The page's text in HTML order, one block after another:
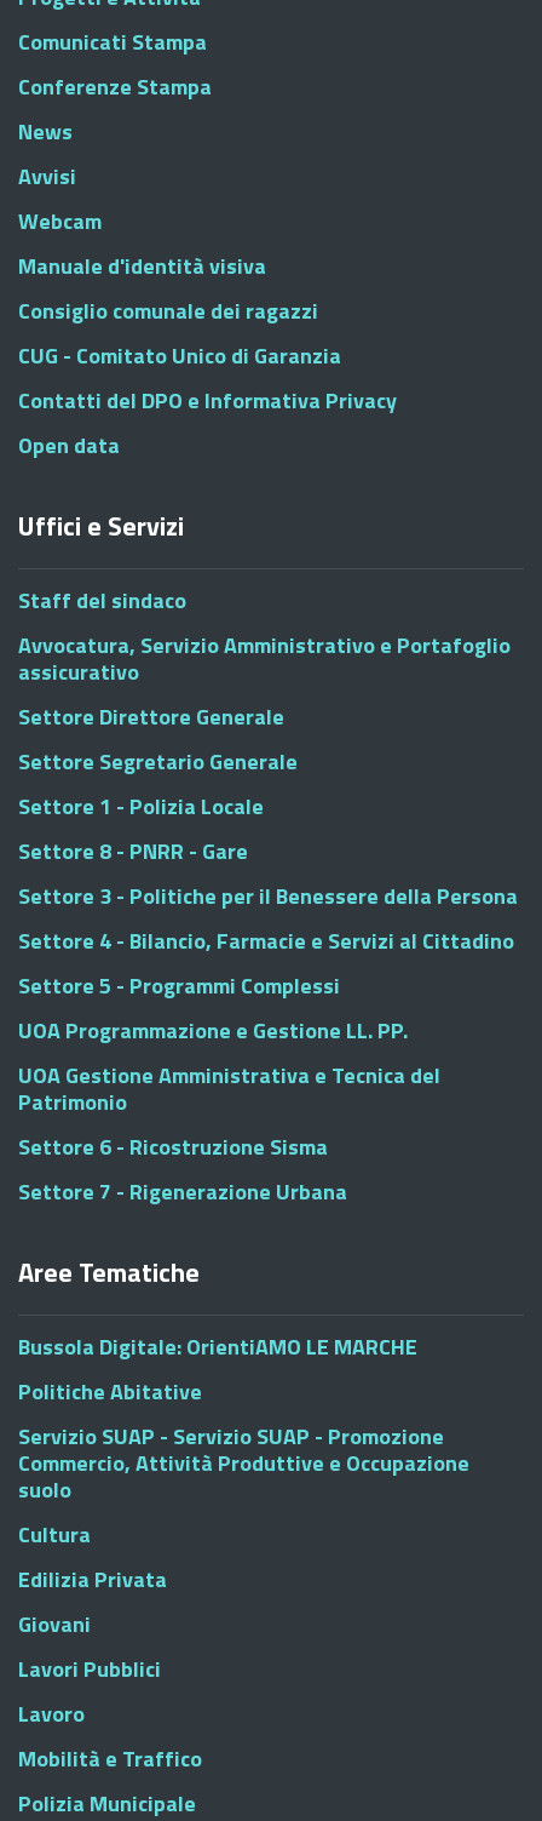
Comunicati Stampa
Conferenze Stampa
News
Avvisi
Webcam
Manuale d'identità visiva
Consiglio comunale dei ragazzi
CUG - Comitato Unico di Garanzia
Contatti del DPO e Informativa Privacy
Open data
Uffici e Servizi
Staff del sindaco
Avvocatura, Servizio Amministrativo e Portafoglio
assicurativo
Settore Direttore Generale
Settore Segretario Generale
Settore 1 - Polizia Locale
Settore 8 - PNRR - Gare
Settore 3 - Politiche per il Benessere della Persona
Settore 4 - Bilancio, Farmacie e Servizi al Cittadino
Settore 5 - Programmi Complessi
UOA Programmazione e Gestione LL. PP.
UOA Gestione Amministrativa e Tecnica del
Patrimonio
Settore 6 - Ricostruzione Sisma
Settore 7 - Rigenerazione Urbana
Aree Tematiche
Bussola Digitale: OrientiAMO LE MARCHE
Politiche Abitative
Servizio SUAP - Servizio SUAP - Promozione
Commercio, Attività Produttive e Occupazione
suolo
Cultura
Edilizia Privata
Giovani
Lavori Pubblici
Lavoro
Mobilità e Traffico
Polizia Municipale